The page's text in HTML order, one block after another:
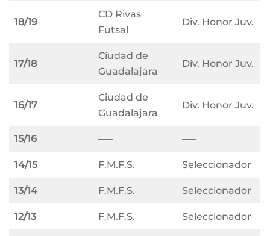
18/19
CD Rivas
Futsal
Div. Honor Juv.
17/18
Ciudad de
Guadalajara
Div. Honor Juv.
16/17
Ciudad de
Guadalajara
Div. Honor Juv.
15/16 —– —–
14/15 F.M.F.S. Seleccionador
13/14 F.M.F.S. Seleccionador
12/13 F.M.F.S. Seleccionador